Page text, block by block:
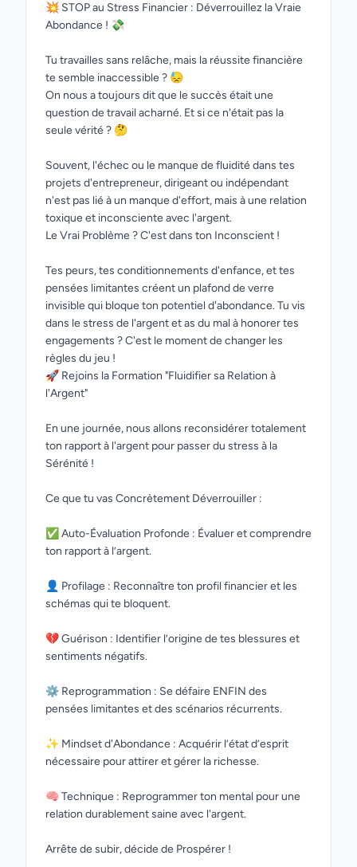
💥 STOP au Stress Financier : Déverrouillez la Vraie
Abondance ! 💸
Tu travailles sans relâche, mais la réussite financière
te semble inaccessible ? 😓
On nous a toujours dit que le succès était une
question de travail acharné. Et si ce n'était pas la
seule vérité ? 🤔
Souvent, l'échec ou le manque de fluidité dans tes
projets d'entrepreneur, dirigeant ou indépendant
n'est pas lié à un manque d'effort, mais à une relation
toxique et inconsciente avec l'argent.
Le Vrai Problème ? C'est dans ton Inconscient !
Tes peurs, tes conditionnements d'enfance, et tes
pensées limitantes créent un plafond de verre
invisible qui bloque ton potentiel d'abondance. Tu vis
dans le stress de l'argent et as du mal à honorer tes
engagements ? C'est le moment de changer les
règles du jeu !
🚀 Rejoins la Formation "Fluidifier sa Relation à
l'Argent"
En une journée, nous allons reconsidérer totalement
ton rapport à l'argent pour passer du stress à la
Sérénité !
Ce que tu vas Concrètement Déverrouiller :
✅ Auto-Évaluation Profonde : Évaluer et comprendre
ton rapport à l’argent.
👤 Profilage : Reconnaître ton profil financier et les
schémas qui te bloquent.
💔 Guérison : Identifier l’origine de tes blessures et
sentiments négatifs.
⚙️ Reprogrammation : Se défaire ENFIN des
pensées limitantes et des scénarios récurrents.
✨ Mindset d'Abondance : Acquérir l’état d’esprit
nécessaire pour attirer et gérer la richesse.
🧠 Technique : Reprogrammer ton mental pour une
relation durablement saine avec l'argent.
Arrête de subir, décide de Prospérer !